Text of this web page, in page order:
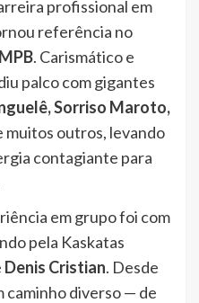
profissional em
referência no
. Carismático e
palco com gigantes
Sorriso Maroto,
muitos outros, levando
contagiante para
em grupo foi com
pela Kaskatas
Denis Cristian. Desde
caminho diverso — de